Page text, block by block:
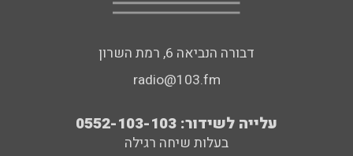
דבורה הנביאה 6, רמת השרון
radio@103.fm
עלייה לשידור: 0552-103-103
בעלות שיחה רגילה